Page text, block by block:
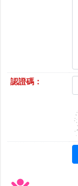
認證碼：